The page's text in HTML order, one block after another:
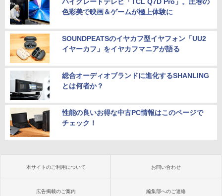
色彩美で映画＆ゲームが極上体験に
SOUNDPEATSのイヤカフ型イヤフォン「UU2
イヤーカフ」をイヤカフマニアが語る
総合オーディオブランドに進化するSHANLING
とは何者か？
性能の良いお得な中古PC情報はこのページで
チェック！
本サイトのご利用について お問い合わせ
広告掲載のご案内 編集部へのご連絡